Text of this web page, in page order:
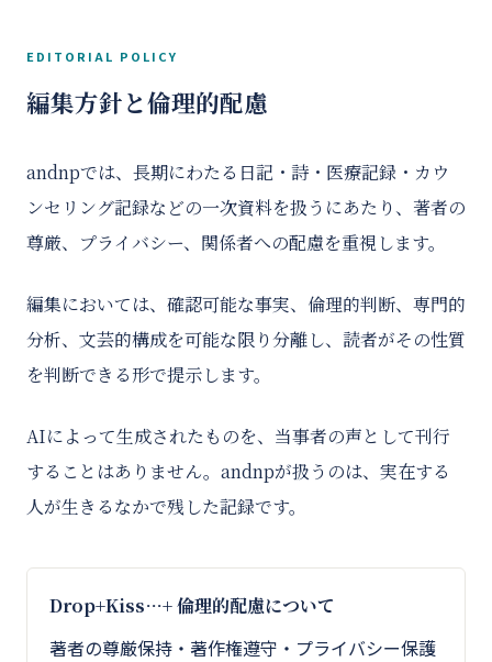
EDITORIAL POLICY
編集方針と倫理的配慮
andnpでは、長期にわたる日記・詩・医療記録・カウ
ンセリング記録などの一次資料を扱うにあたり、著者の
尊厳、プライバシー、関係者への配慮を重視します。
編集においては、確認可能な事実、倫理的判断、専門的
分析、文芸的構成を可能な限り分離し、読者がその性質
を判断できる形で提示します。
AIによって生成されたものを、当事者の声として刊行
することはありません。andnpが扱うのは、実在する
人が生きるなかで残した記録です。
Drop+Kiss…+ 倫理的配慮について
著者の尊厳保持・著作権遵守・プライバシー保護